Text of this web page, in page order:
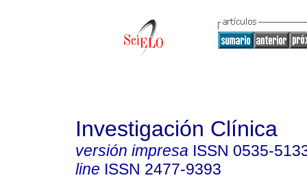
Investigación Clínica
versión impresa ISSN 0535-
line ISSN 2477-9393